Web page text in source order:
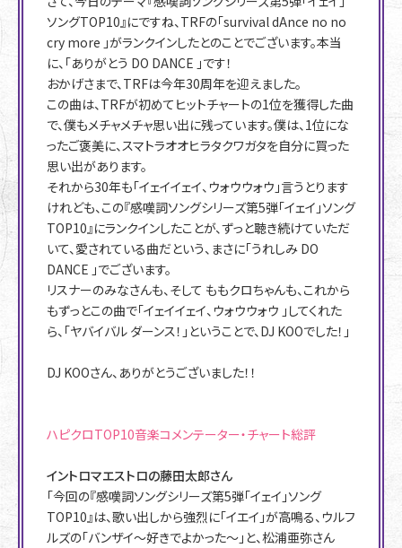
ソングTOP10』にですね、TRFの「survival dAnce no no
cry more 」がランクインしたとのことでございます。本当
に、「ありがとう DO DANCE 」です！
おかげさまで、TRFは今年30周年を迎えました。
この曲は、TRFが初めてヒットチャートの1位を獲得した曲
で、僕もメチャメチャ思い出に残っています。僕は、1位にな
ったご褒美に、スマトラオオヒラタクワガタを自分に買った
思い出があります。
それから30年も「イェイイェイ、ウォウウォウ」言うとります
けれども、この『感嘆詞ソングシリーズ第5弾「イェイ」ソング
TOP10』にランクインしたことが、ずっと聴き続けていただ
いて、愛されている曲だという、まさに「うれしみ DO
DANCE 」でございます。
リスナーのみなさんも、そして ももクロちゃんも、これから
もずっとこの曲で「イェイイェイ、ウォウウォウ 」してくれた
ら、「ヤバイバル ダーンス！」ということで、DJ KOOでした！」
DJ KOOさん、ありがとうございました！！
ハピクロTOP10音楽コメンテーター・チャート総評
イントロマエストロの藤田太郎さん
「今回の『感嘆詞ソングシリーズ第5弾「イェイ」ソング
TOP10』は、歌い出しから強烈に「イエイ」が高鳴る、ウルフ
ルズの「バンザイ〜好きでよかった〜」と、松浦亜弥さん